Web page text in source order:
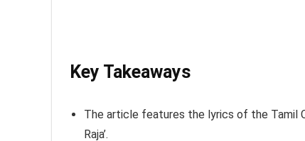
Key Takeaways
The article features the lyrics of the Tamil
Raja’.